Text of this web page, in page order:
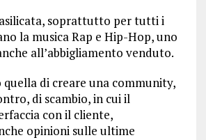
soprattutto per tutti i
la musica Rap e Hip-Hop, uno
all’abbigliamento venduto.
quella di creare una community,
di scambio, in cui il
con il cliente,
opinioni sulle ultime